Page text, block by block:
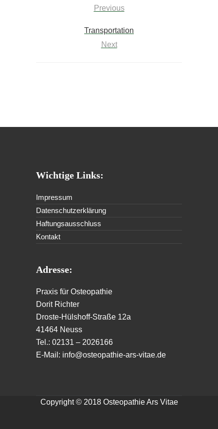
Previous
Transportation
Next
Wichtige Links:
Impressum
Datenschutzerklärung
Haftungsausschluss
Kontakt
Adresse:
Praxis für Osteopathie
Dorit Richter
Droste-Hülshoff-Straße 12a
41464 Neuss
Tel.: 02131 – 2026166
E-Mail: info@osteopathie-ars-vitae.de
Copyright © 2018 Osteopathie Ars Vitae